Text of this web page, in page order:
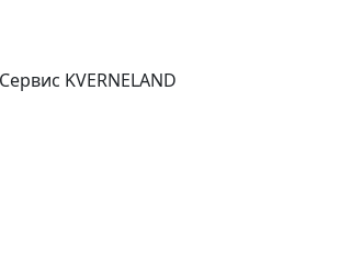
KVERNELAND